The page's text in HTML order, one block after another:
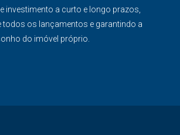
investimento a curto e longo prazos,
todos os lançamentos e garantindo a
do imóvel próprio.